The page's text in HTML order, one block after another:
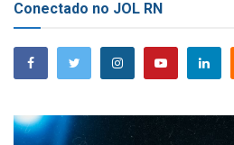
Conectado no JOL RN